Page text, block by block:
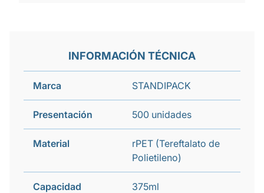
INFORMACIÓN TÉCNICA
Marca STANDIPACK
Presentación 500 unidades
Material
rPET (Tereftalato de
Polietileno)
Capacidad 375ml